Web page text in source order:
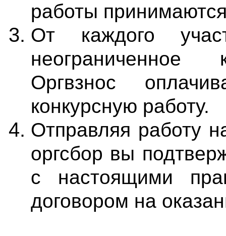
работы
От каждого
неограниченное
Оргвзнос
конкурсную работу.
Отправляя работу
оргсбор вы
с настоящими
договором на